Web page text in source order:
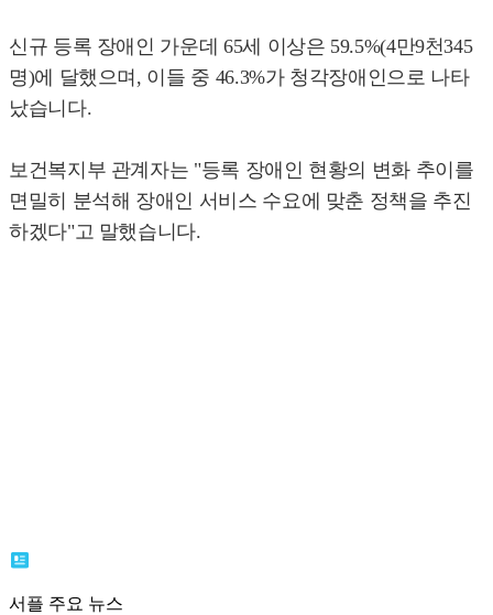
신규 등록 장애인 가운데 65세 이상은 59.5%(4만9천345
명)에 달했으며, 이들 중 46.3%가 청각장애인으로 나타
났습니다.
보건복지부 관계자는 "등록 장애인 현황의 변화 추이를
면밀히 분석해 장애인 서비스 수요에 맞춘 정책을 추진
하겠다"고 말했습니다.
서플 주요 뉴스